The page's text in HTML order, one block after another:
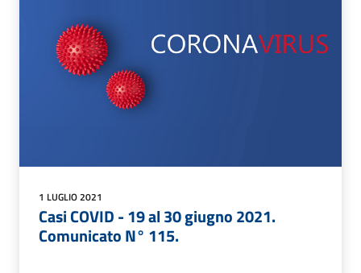
1 LUGLIO 2021
Casi COVID - 19 al 30 giugno 2021.
Comunicato N° 115.